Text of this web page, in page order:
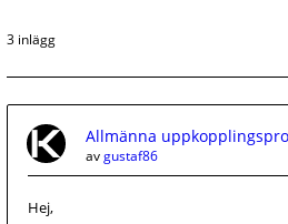
3 inlägg
Allmänna
avgustaf86
Hej,